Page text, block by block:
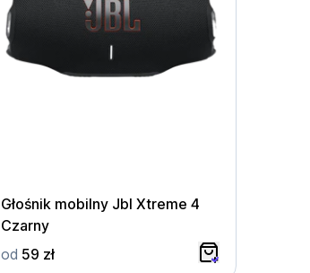
Głośnik mobilny Jbl Xtreme 4
Czarny
od 59 zł